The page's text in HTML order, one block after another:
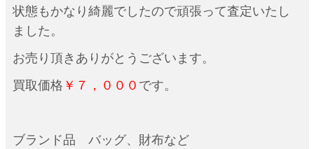
状態もかなり綺麗でしたので頑張って査定いたし
ました。
お売り頂きありがとうございます。
買取価格￥７ ，０００です。
ブランド品 バッグ、財布など